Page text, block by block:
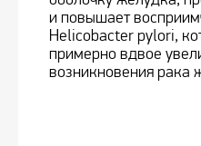
и повышает
Helicobacter pylori,
примерно вдвое
возникновения рака